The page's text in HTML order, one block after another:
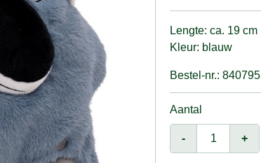
Lengte: ca. 19 cm
Kleur: blauw
Bestel-nr.: 840795
Aantal
- +